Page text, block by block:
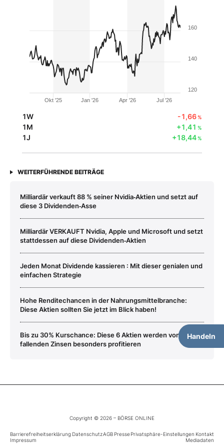
Handeln
Okt '25 Jan '26 Apr '26 Jul '26
120
140
160
1W -1,66%
1M +1,41 %
1J +18,44%
WEITERFÜHRENDE BEITRÄGE
Milliardär verkauft 88 % seiner Nvidia‑Aktien und setzt auf
diese 3 Dividenden‑Asse
Milliardär VERKAUFT Nvidia, Apple und Microsoft und setzt
stattdessen auf diese Dividenden‑Aktien
Jeden Monat Dividende kassieren : Mit dieser genialen und
einfachen Strategie
Hohe Renditechancen in der Nahrungsmittelbranche:
Diese Aktien sollten Sie jetzt im Blick haben!
Bis zu 30% Kurschance: Diese 6 Aktien werden von den
fallenden Zinsen besonders profitieren
Copyright © 2026 – BÖRSE ONLINE
Barrierefreiheitserklärung DatenschutzAGB PressePrivatsphäre-Einstellungen Kontakt
Impressum
Mediadaten